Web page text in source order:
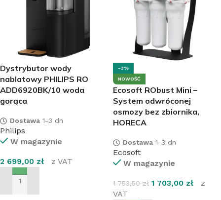
Dystrybutor wody
nablatowy PHILIPS RO
ADD6920BK/10 woda
gorąca
Dostawa 1-3 dn
Philips
W magazynie
2 699,00 zł z VAT
DODAJ DO KOSZYKA
-3%
NOWOŚĆ
Ecosoft RObust Mini –
System odwróconej
osmozy bez zbiornika,
HORECA
Dostawa 1-3 dn
Ecosoft
W magazynie
1 753,50zł 1 703,00 zł
z
VAT